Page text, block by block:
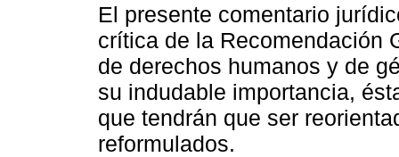
El presente comentario
crítica de la Recomendación
de derechos humanos y de
su indudable importancia,
que tendrán que ser
reformulados.